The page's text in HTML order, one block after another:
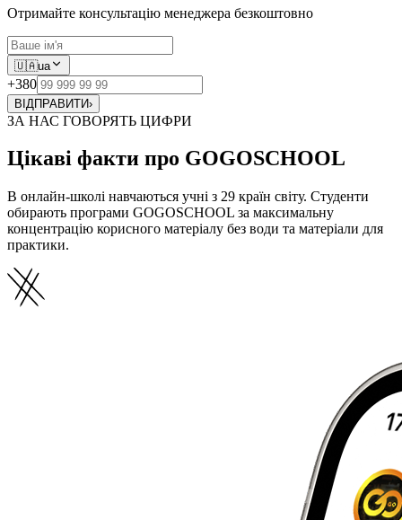
Отримайте консультацію менеджера безкоштовно
🇺🇦ua
+380
ВІДПРАВИТИ›
ЗА НАС ГОВОРЯТЬ ЦИФРИ
Цікаві факти про GOGOSCHOOL
В онлайн-школі навчаються учні з 29 країн світу. Студенти
обирають програми GOGOSCHOOL за максимальну
концентрацію корисного матеріалу без води та матеріали для
практики.